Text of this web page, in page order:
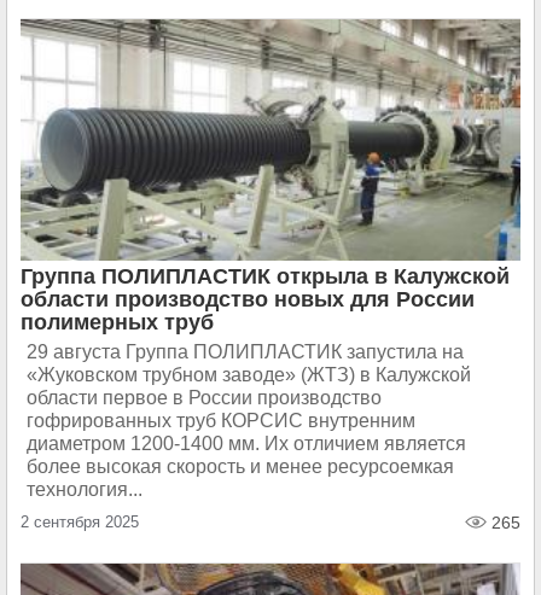
Группа ПОЛИПЛАСТИК открыла в Калужской
области производство новых для России
полимерных труб
29 августа Группа ПОЛИПЛАСТИК запустила на
«Жуковском трубном заводе» (ЖТЗ) в Калужской
области первое в России производство
гофрированных труб КОРСИС внутренним
диаметром 1200-1400 мм. Их отличием является
более высокая скорость и менее ресурсоемкая
технология...
2 сентября 2025 265